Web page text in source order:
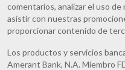
comentarios, analizar el uso
asistir con nuestras
proporcionar contenido de
Los productos y servicios
Amerant Bank, N.A. Miembro